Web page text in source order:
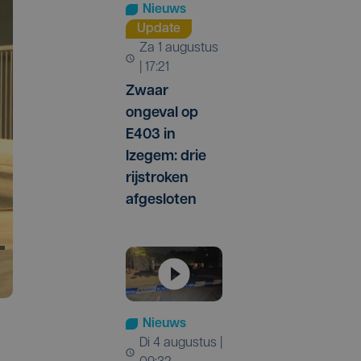
Nieuws
Update
za 1 augustus
| 17:21
Zwaar
ongeval op
E403 in
Izegem: drie
rijstroken
afgesloten
Nieuws
di 4 augustus |